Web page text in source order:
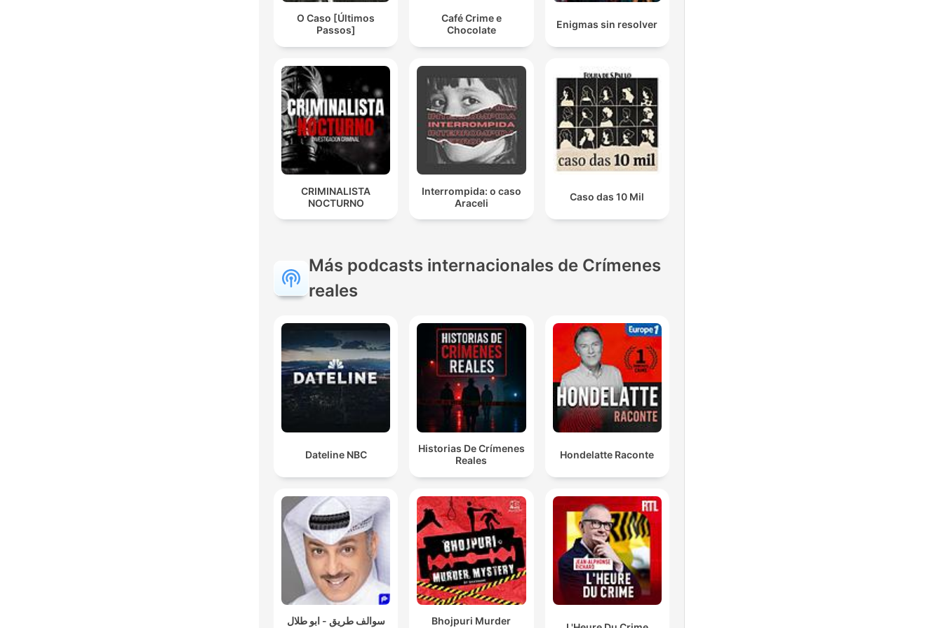
O Caso [Últimos
Passos]
Café Crime e
Chocolate
Enigmas sin resolver
CRIMINALISTA
NOCTURNO
Interrompida: o caso
Araceli
Caso das 10 Mil
Más podcasts internacionales de Crímenes
reales
Dateline NBC
Historias De Crímenes
Reales
Hondelatte Raconte
سوالف طريق - ابو طلال
Bhojpuri Murder